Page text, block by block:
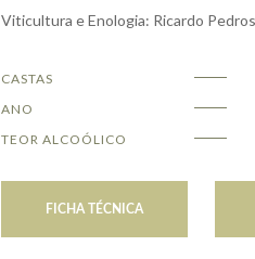
Viticultura e Enologia: Ricardo
CASTAS
ANO
TEOR ALCOÓLICO
FICHA TÉCNICA